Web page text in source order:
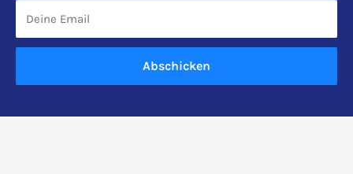
Deine Email
Abschicken